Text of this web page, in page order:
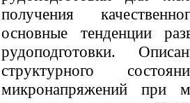
получения
основные тенденции
рудоподготовки.
структурного
микронапряжений при